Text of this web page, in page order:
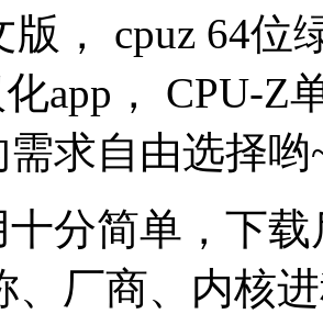
版， cpuz 64
app， CPU-
求自由选择哟
分简单，下
、厂商、内核